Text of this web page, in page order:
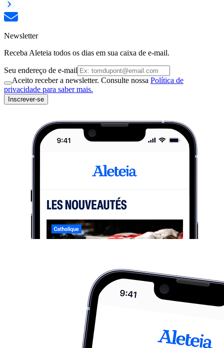
Newsletter
Receba Aleteia todos os dias em sua caixa de e-mail.
Seu endereço de e-mail
Aceito receber a newsletter. Consulte nossa Política de
privacidade para saber mais.
Inscrever-se